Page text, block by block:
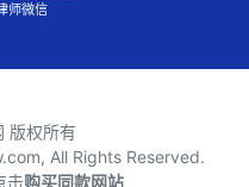
师微信
版权所有
All Rights Reserved.
击购买同款网站